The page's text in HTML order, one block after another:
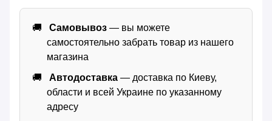
Самовывоз — вы можете
самостоятельно забрать товар из нашего
магазина
Автодоставка — доставка по Киеву,
области и всей Украине по указанному
адресу